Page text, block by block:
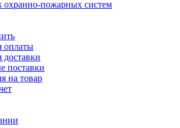
пожарных систем
оплаты
доставки
поставки
на товар